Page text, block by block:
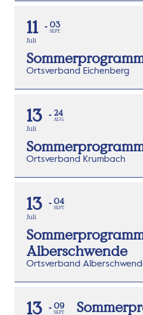
11
Juli
03
SEPT.
Ortsverband Eichenberg
13
Juli
24
AUG.
Ortsverband Krumbach
13
Juli
04
SEPT.
Alberschwende
Ortsverband
13 09
SEPT.